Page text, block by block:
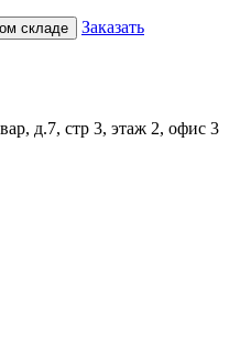
складе
Заказать
д.7, стр 3, этаж 2, офис 3